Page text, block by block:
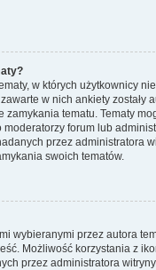
w których użytkownicy
w nich ankiety zostały
zamykania tematu. Tematy
forum lub
przez administratora
swoich tematów.
wybieranymi przez autora
Możliwość korzystania z
przez administratora